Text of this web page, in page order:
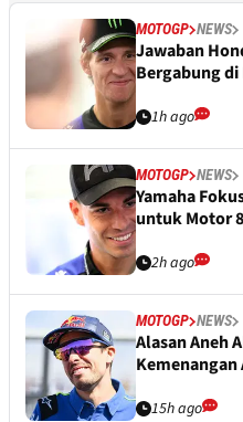
MOTOGP NEWS
Jawaban
Bergabung di
1h ago
MOTOGP NEWS
Yamaha
untuk Motor
2h ago
MOTOGP NEWS
Alasan Aneh
15h ago